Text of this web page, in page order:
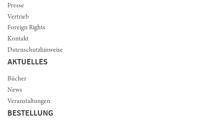
Presse
Vertrieb
Foreign Rights
Kontakt
Datenschutzhinweise
AKTUELLES
Bücher
News
Veranstaltungen
BESTELLUNG